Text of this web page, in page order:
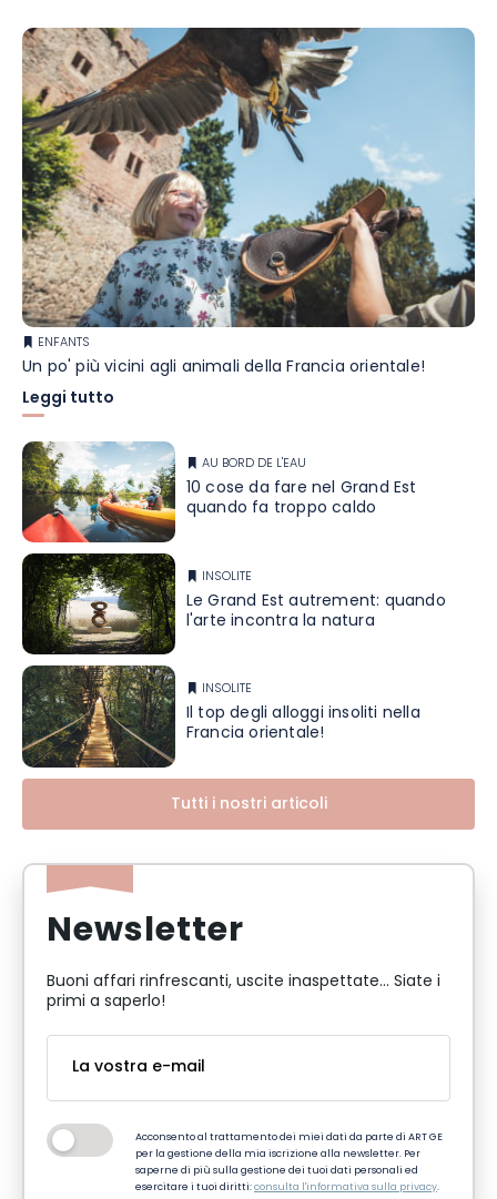
ENFANTS
Un po' più vicini agli animali della Francia orientale!
Leggi tutto
AU BORD DE L'EAU
10 cose da fare nel Grand Est
quando fa troppo caldo
INSOLITE
Le Grand Est autrement: quando
l'arte incontra la natura
INSOLITE
Il top degli alloggi insoliti nella
Francia orientale!
Tutti i nostri articoli
Newsletter
Buoni affari rinfrescanti, uscite inaspettate... Siate i
primi a saperlo!
Acconsento al trattamento dei miei dati da parte di ART GE
per la gestione della mia iscrizione alla newsletter. Per
saperne di più sulla gestione dei tuoi dati personali ed
esercitare i tuoi diritti:consulta l'informativa sulla privacy.